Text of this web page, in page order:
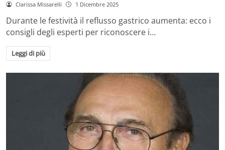
Clarissa Missarelli 1 Dicembre 2025
Durante le festività il reflusso gastrico aumenta: ecco i
consigli degli esperti per riconoscere i…
Leggi di più